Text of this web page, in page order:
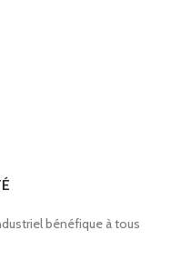
bénéfique à tous